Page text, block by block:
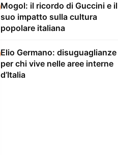
Mogol: il ricordo di Guccini e il
suo impatto sulla cultura
popolare italiana
Elio Germano: disuguaglianze
per chi vive nelle aree interne
d’Italia